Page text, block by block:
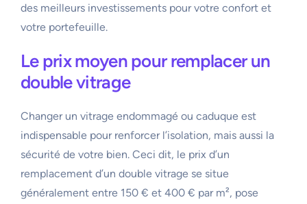
des meilleurs investissements pour votre confort et
votre portefeuille.
Le prix moyen pour remplacer un
double vitrage
Changer un vitrage endommagé ou caduque est
indispensable pour renforcer l’isolation, mais aussi la
sécurité de votre bien. Ceci dit, le prix d’un
remplacement d’un double vitrage se situe
généralement entre 150 € et 400 € par m², pose